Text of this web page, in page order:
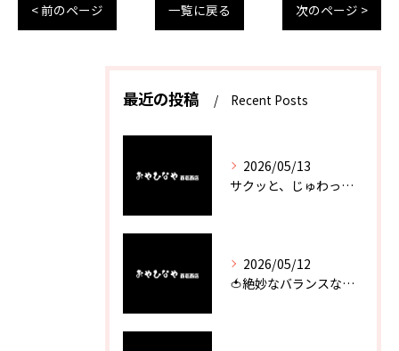
< 前のページ 一覧に戻る 次のページ >
最近の投稿 Recent Posts
2026/05/13
サクッと、じゅわっと。瀬戸内が香るカキフライ
2026/05/12
🍅絶妙なバランスなのに最高な一品🥗